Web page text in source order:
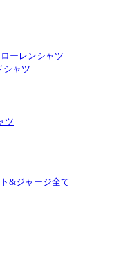
ーレンシャツ
シャツ
ツ
&ジャージ全て